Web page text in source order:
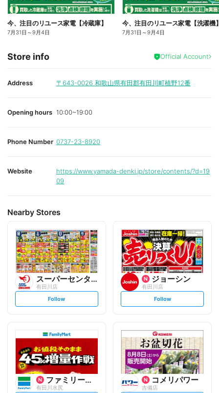
今、注目のリユース家電【冷蔵庫】
7月31日 ～9月4日
今、注目のリユース家電【洗濯機
7月31日 ～9月4日
Store info Official Account
Address 〒643-0026 和歌山県有田郡有田川町植野12番
Opening hours 10:00~19:00
Phone Number 0737-23-8920
Website
https://www.yamada-denki.jp/store/contents/?d=19
09
Nearby Stores
スーパーセンターオークワ
有田川店
s
t
o
Follow
ジョーシン
有田川店
s
t
l
o
w
Follow
ファミリーマート
有田川水尻
コメリパワー
吉備店